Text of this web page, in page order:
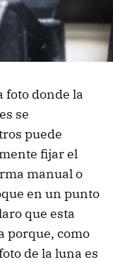
foto donde la
se
puede
fijar el
manual o
en un punto
que esta
porque, como
de la luna es